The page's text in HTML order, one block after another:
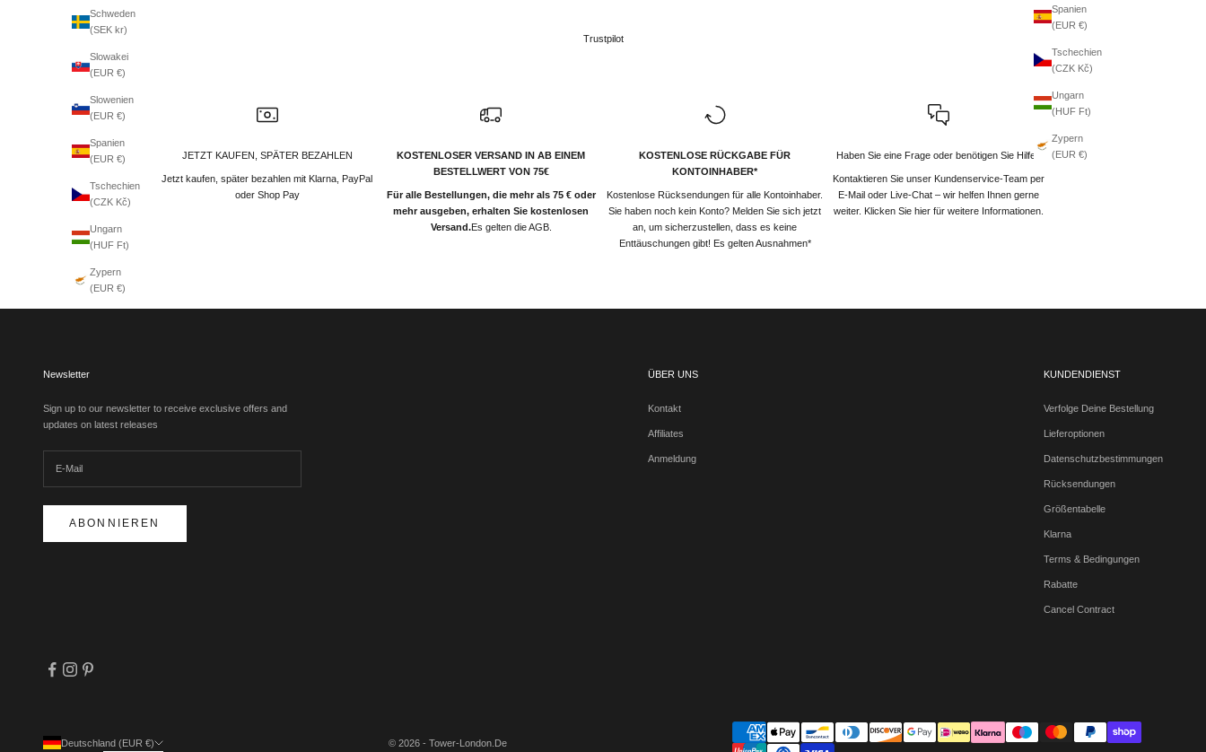
Spanien
(EUR €)
Tschechien
(CZK Kč)
Ungarn
(HUF Ft)
Zypern
(EUR €)
Schweden
(SEK kr)
Slowakei
(EUR €)
Slowenien
(EUR €)
Spanien
(EUR €)
Tschechien
(CZK Kč)
Ungarn
(HUF Ft)
Zypern
(EUR €)
Trustpilot
JETZT KAUFEN, SPÄTER BEZAHLEN
Jetzt kaufen, später bezahlen mit Klarna, PayPal
oder Shop Pay
KOSTENLOSER VERSAND IN AB EINEM
BESTELLWERT VON 75€
Für alle Bestellungen, die mehr als 75 € oder
mehr ausgeben, erhalten Sie kostenlosen
Versand.Es gelten die AGB.
KOSTENLOSE RÜCKGABE FÜR
KONTOINHABER*
Kostenlose Rücksendungen für alle Kontoinhaber.
Sie haben noch kein Konto? Melden Sie sich jetzt
an, um sicherzustellen, dass es keine
Enttäuschungen gibt! Es gelten Ausnahmen*
Haben Sie eine Frage oder benötigen Sie Hilfe?
Kontaktieren Sie unser Kundenservice-Team per
E-Mail oder Live-Chat – wir helfen Ihnen gerne
weiter. Klicken Sie hier für weitere Informationen.
Newsletter
Sign up to our newsletter to receive exclusive offers and
updates on latest releases
ABONNIEREN
ÜBER UNS
Kontakt
Affiliates
Anmeldung
KUNDENDIENST
Verfolge Deine Bestellung
Lieferoptionen
Datenschutzbestimmungen
Rücksendungen
Größentabelle
Klarna
Terms & Bedingungen
Rabatte
Cancel Contract
Deutschland (EUR €)
© 2026 - Tower-London.De